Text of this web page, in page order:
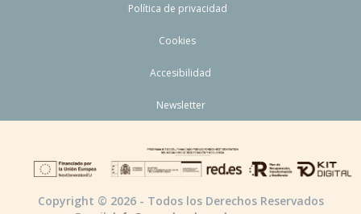
Política de privacidad
Cookies
Accesibilidad
Newsletter
Copyright © 2026 - Todos los Derechos Reservados